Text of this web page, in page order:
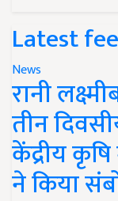
Latest
News
रानी
तीन
केंद्रीय
ने किया